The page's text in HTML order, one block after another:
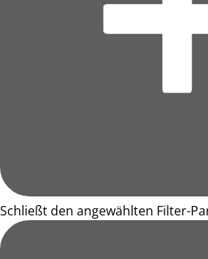
Schließt den angewählten Filter-